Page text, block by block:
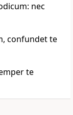
nec
confundet te
te